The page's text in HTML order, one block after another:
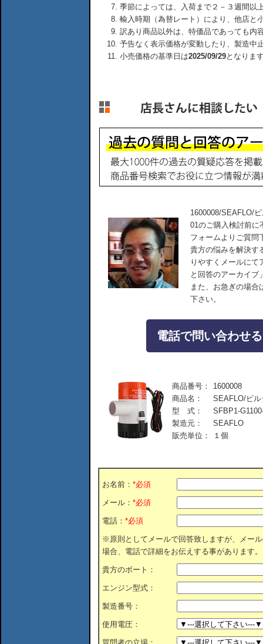
季節によっては、入荷まで２－３週間以
輸入時期（為替レート）により、他店と
訳あり商品以外は、特価品であっても内
予告なく表示価格が変動したり、製造中
小売価格の基準日は2025/09/29となりま
1600008/SEAFLO/
01のご購入検討前に
フォームよりご質問
貴方の悩みを解決す
りやすくメールにて
と回答のアーカイブ
また、お急ぎの場合
下さい。
電話で問い合わせ
商品番号：
1600008
商品名：
SEAFLO/ビル
型 式：
SFBP1-
製造元：
SEAFLO
販売単位：
１個
お名前： *必須
メール： *必須
電話： *必須
※原則としてメールで回答致しますが、メー
場合、電話で詳細をお伝えする事があります。
貴方のボート：
エンジン型式：
製造番号：
使用電圧：